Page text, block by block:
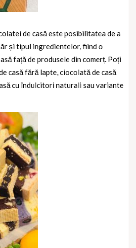
de casă este posibilitatea de a
și tipul ingredientelor, fiind o
față de produsele din comerț. Poți
casă fără lapte, ciocolată de casă
cu îndulcitori naturali sau variante